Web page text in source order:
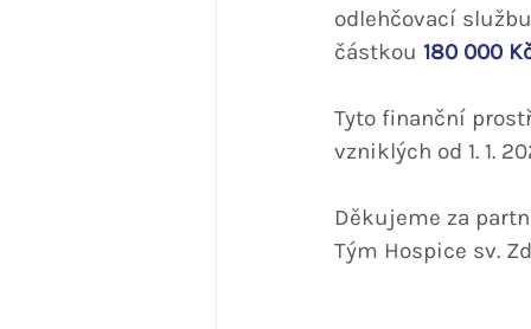
odlehčovací
částkou 180 000
Tyto finanční
vzniklých od 1. 1.
Děkujeme za
Tým Hospice sv.